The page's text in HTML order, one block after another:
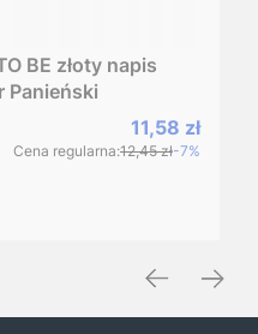
BE złoty napis
Panieński
Cena
11,58 zł
Cena regularna:12,45 zł-7%